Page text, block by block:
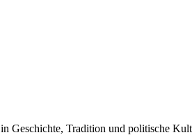
Geschichte, Tradition und politische